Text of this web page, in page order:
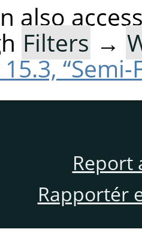
also
Filters →
“Semi-
Report
Rapportér